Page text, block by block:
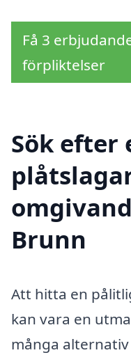
Få 3
förpliktelser
Sök efter
Brunn
Att hitta en
kan vara en
många